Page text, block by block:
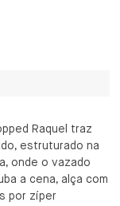
Raquel traz
estruturado na
onde o vazado
a cena, alça com
por zíper